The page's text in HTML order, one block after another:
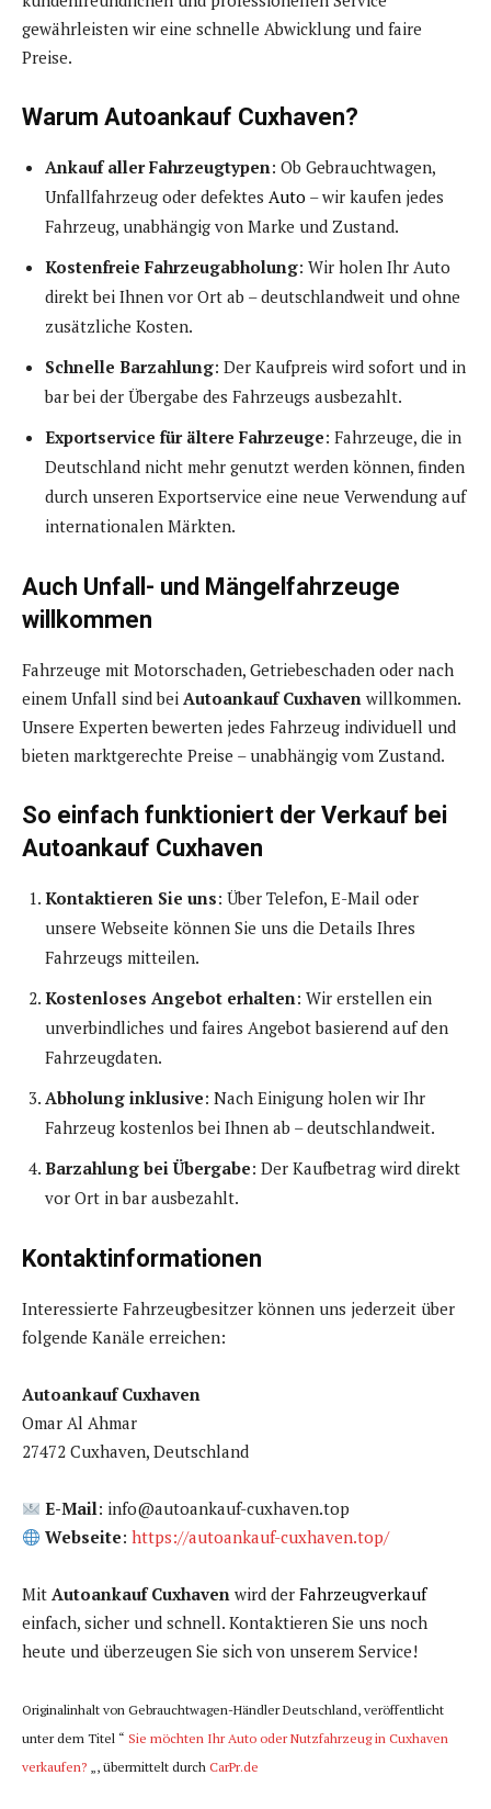
gewährleisten wir eine schnelle Abwicklung und faire
Preise.
Warum Autoankauf Cuxhaven?
Ankauf aller Fahrzeugtypen: Ob Gebrauchtwagen,
Unfallfahrzeug oder defektes Auto – wir kaufen jedes
Fahrzeug, unabhängig von Marke und Zustand.
Kostenfreie Fahrzeugabholung: Wir holen Ihr Auto
direkt bei Ihnen vor Ort ab – deutschlandweit und ohne
zusätzliche Kosten.
Schnelle Barzahlung: Der Kaufpreis wird sofort und in
bar bei der Übergabe des Fahrzeugs ausbezahlt.
Exportservice für ältere Fahrzeuge: Fahrzeuge, die in
Deutschland nicht mehr genutzt werden können, finden
durch unseren Exportservice eine neue Verwendung auf
internationalen Märkten.
Auch Unfall- und Mängelfahrzeuge
willkommen
Fahrzeuge mit Motorschaden, Getriebeschaden oder nach
einem Unfall sind bei Autoankauf Cuxhaven willkommen.
Unsere Experten bewerten jedes Fahrzeug individuell und
bieten marktgerechte Preise – unabhängig vom Zustand.
So einfach funktioniert der Verkauf bei
Autoankauf Cuxhaven
Kontaktieren Sie uns: Über Telefon, E-Mail oder
unsere Webseite können Sie uns die Details Ihres
Fahrzeugs mitteilen.
Kostenloses Angebot erhalten: Wir erstellen ein
unverbindliches und faires Angebot basierend auf den
Fahrzeugdaten.
Abholung inklusive: Nach Einigung holen wir Ihr
Fahrzeug kostenlos bei Ihnen ab – deutschlandweit.
Barzahlung bei Übergabe: Der Kaufbetrag wird direkt
vor Ort in bar ausbezahlt.
Kontaktinformationen
Interessierte Fahrzeugbesitzer können uns jederzeit über
folgende Kanäle erreichen:
Autoankauf Cuxhaven
Omar Al Ahmar
27472 Cuxhaven, Deutschland
E-Mail: info@autoankauf-cuxhaven.top
Webseite:https://autoankauf-cuxhaven.top/
Mit Autoankauf Cuxhaven wird der Fahrzeugverkauf
einfach, sicher und schnell. Kontaktieren Sie uns noch
heute und überzeugen Sie sich von unserem Service!
Originalinhalt von Gebrauchtwagen-Händler Deutschland, veröffentlicht
unter dem Titel “ Sie möchten Ihr Auto oder Nutzfahrzeug in Cuxhaven
verkaufen? „, übermittelt durch CarPr.de